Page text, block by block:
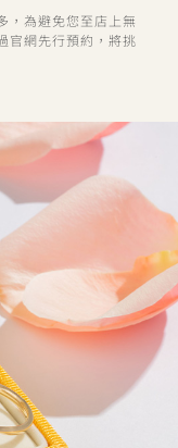
，為避免您至店上無
官網先行預約，將挑